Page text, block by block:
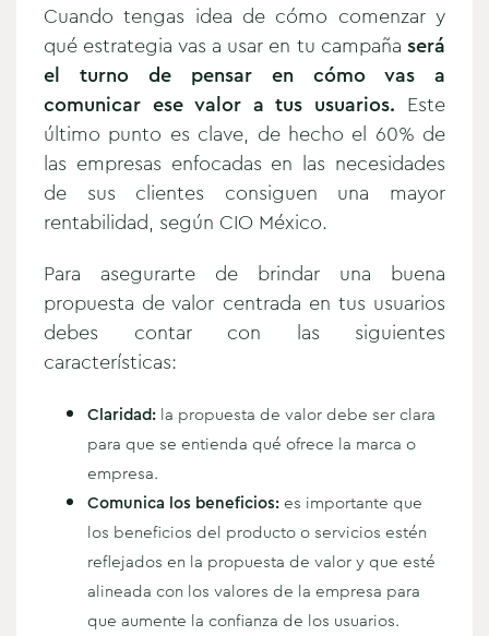
Cuando tengas idea de cómo comenzar y
qué estrategia vas a usar en tu campaña será
el turno de pensar en cómo vas a
comunicar ese valor a tus usuarios. Este
último punto es clave, de hecho el 60% de
las empresas enfocadas en las necesidades
de sus clientes consiguen una mayor
rentabilidad, según CIO México.
Para asegurarte de brindar una buena
propuesta de valor centrada en tus usuarios
debes contar con las siguientes
características:
Claridad: la propuesta de valor debe ser clara
para que se entienda qué ofrece la marca o
empresa.
Comunica los beneficios:es importante que
los beneficios del producto o servicios estén
reflejados en la propuesta de valor y que esté
alineada con los valores de la empresa para
que aumente la confianza de los usuarios.